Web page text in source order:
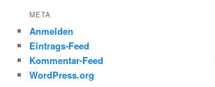
META
Anmelden
Eintrags-Feed
Kommentar-Feed
WordPress.org